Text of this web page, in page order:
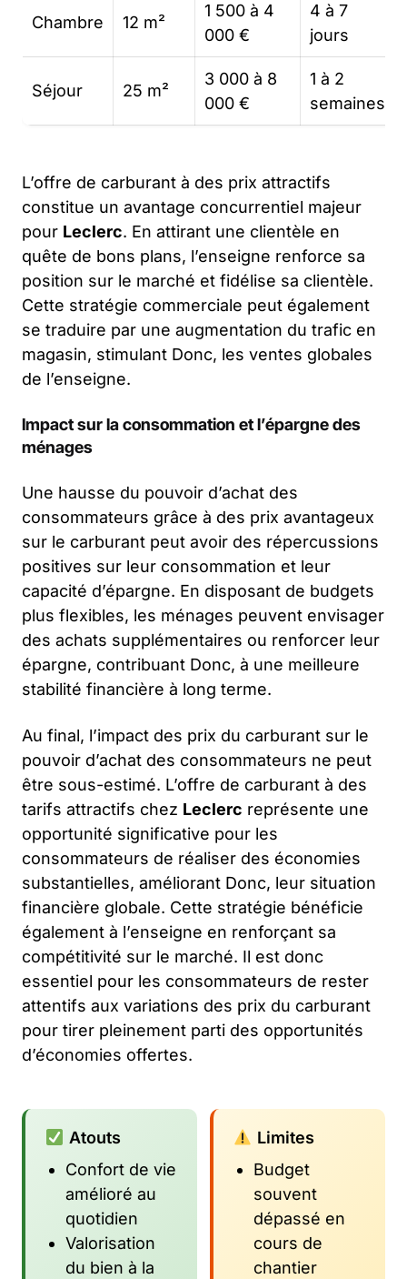
Chambre 12 m²
1 500 à 4
000 €
4 à 7
jours
Séjour 25 m²
3 000 à 8
000 €
1 à 2
semaines
L’offre de carburant à des prix attractifs
constitue un avantage concurrentiel majeur
pour Leclerc. En attirant une clientèle en
quête de bons plans, l’enseigne renforce sa
position sur le marché et fidélise sa clientèle.
Cette stratégie commerciale peut également
se traduire par une augmentation du trafic en
magasin, stimulant Donc, les ventes globales
de l’enseigne.
Impact sur la consommation et l’épargne des
ménages
Une hausse du pouvoir d’achat des
consommateurs grâce à des prix avantageux
sur le carburant peut avoir des répercussions
positives sur leur consommation et leur
capacité d’épargne. En disposant de budgets
plus flexibles, les ménages peuvent envisager
des achats supplémentaires ou renforcer leur
épargne, contribuant Donc, à une meilleure
stabilité financière à long terme.
Au final, l’impact des prix du carburant sur le
pouvoir d’achat des consommateurs ne peut
être sous-estimé. L’offre de carburant à des
tarifs attractifs chez Leclerc représente une
opportunité significative pour les
consommateurs de réaliser des économies
substantielles, améliorant Donc, leur situation
financière globale. Cette stratégie bénéficie
également à l’enseigne en renforçant sa
compétitivité sur le marché. Il est donc
essentiel pour les consommateurs de rester
attentifs aux variations des prix du carburant
pour tirer pleinement parti des opportunités
d’économies offertes.
Atouts
Confort de vie
amélioré au
quotidien
Valorisation
du bien à la
Limites
Budget
souvent
dépassé en
cours de
chantier